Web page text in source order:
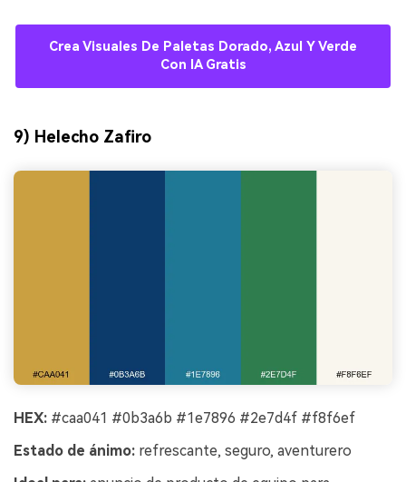
Crea Visuales De Paletas Dorado, Azul Y Verde
Con IA Gratis
9) Helecho Zafiro
HEX: #caa041 #0b3a6b #1e7896 #2e7d4f #f8f6ef
Estado de ánimo: refrescante, seguro, aventurero